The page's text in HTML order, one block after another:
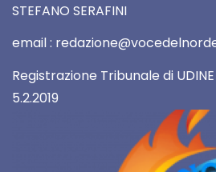
STEFANO SERAFINI
email :
Registrazione Tribunale di
5.2.2019